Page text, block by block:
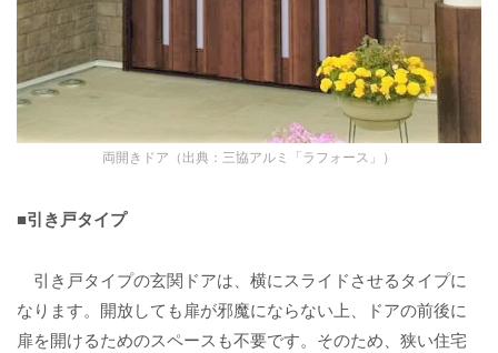
両開きドア（出典：三協アルミ「ラフォース」）
■引き戸タイプ
引き戸タイプの玄関ドアは、横にスライドさせるタイプに
なります。開放しても扉が邪魔にならない上、ドアの前後に
扉を開けるためのスペースも不要です。そのため、狭い住宅